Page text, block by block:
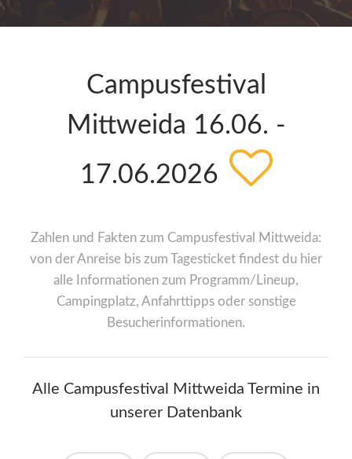
Campusfestival
Mittweida 16.06. -
17.06.2026
Zahlen und Fakten zum Campusfestival Mittweida:
von der Anreise bis zum Tagesticket findest du hier
alle Informationen zum Programm/Lineup,
Campingplatz, Anfahrttipps oder sonstige
Besucherinformationen.
Alle Campusfestival Mittweida Termine in
unserer Datenbank